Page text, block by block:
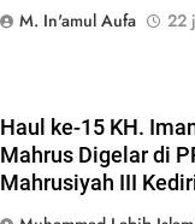
M. In'amul Aufa
22
Haul ke-15 KH.
Mahrus Digelar di
Mahrusiyah III